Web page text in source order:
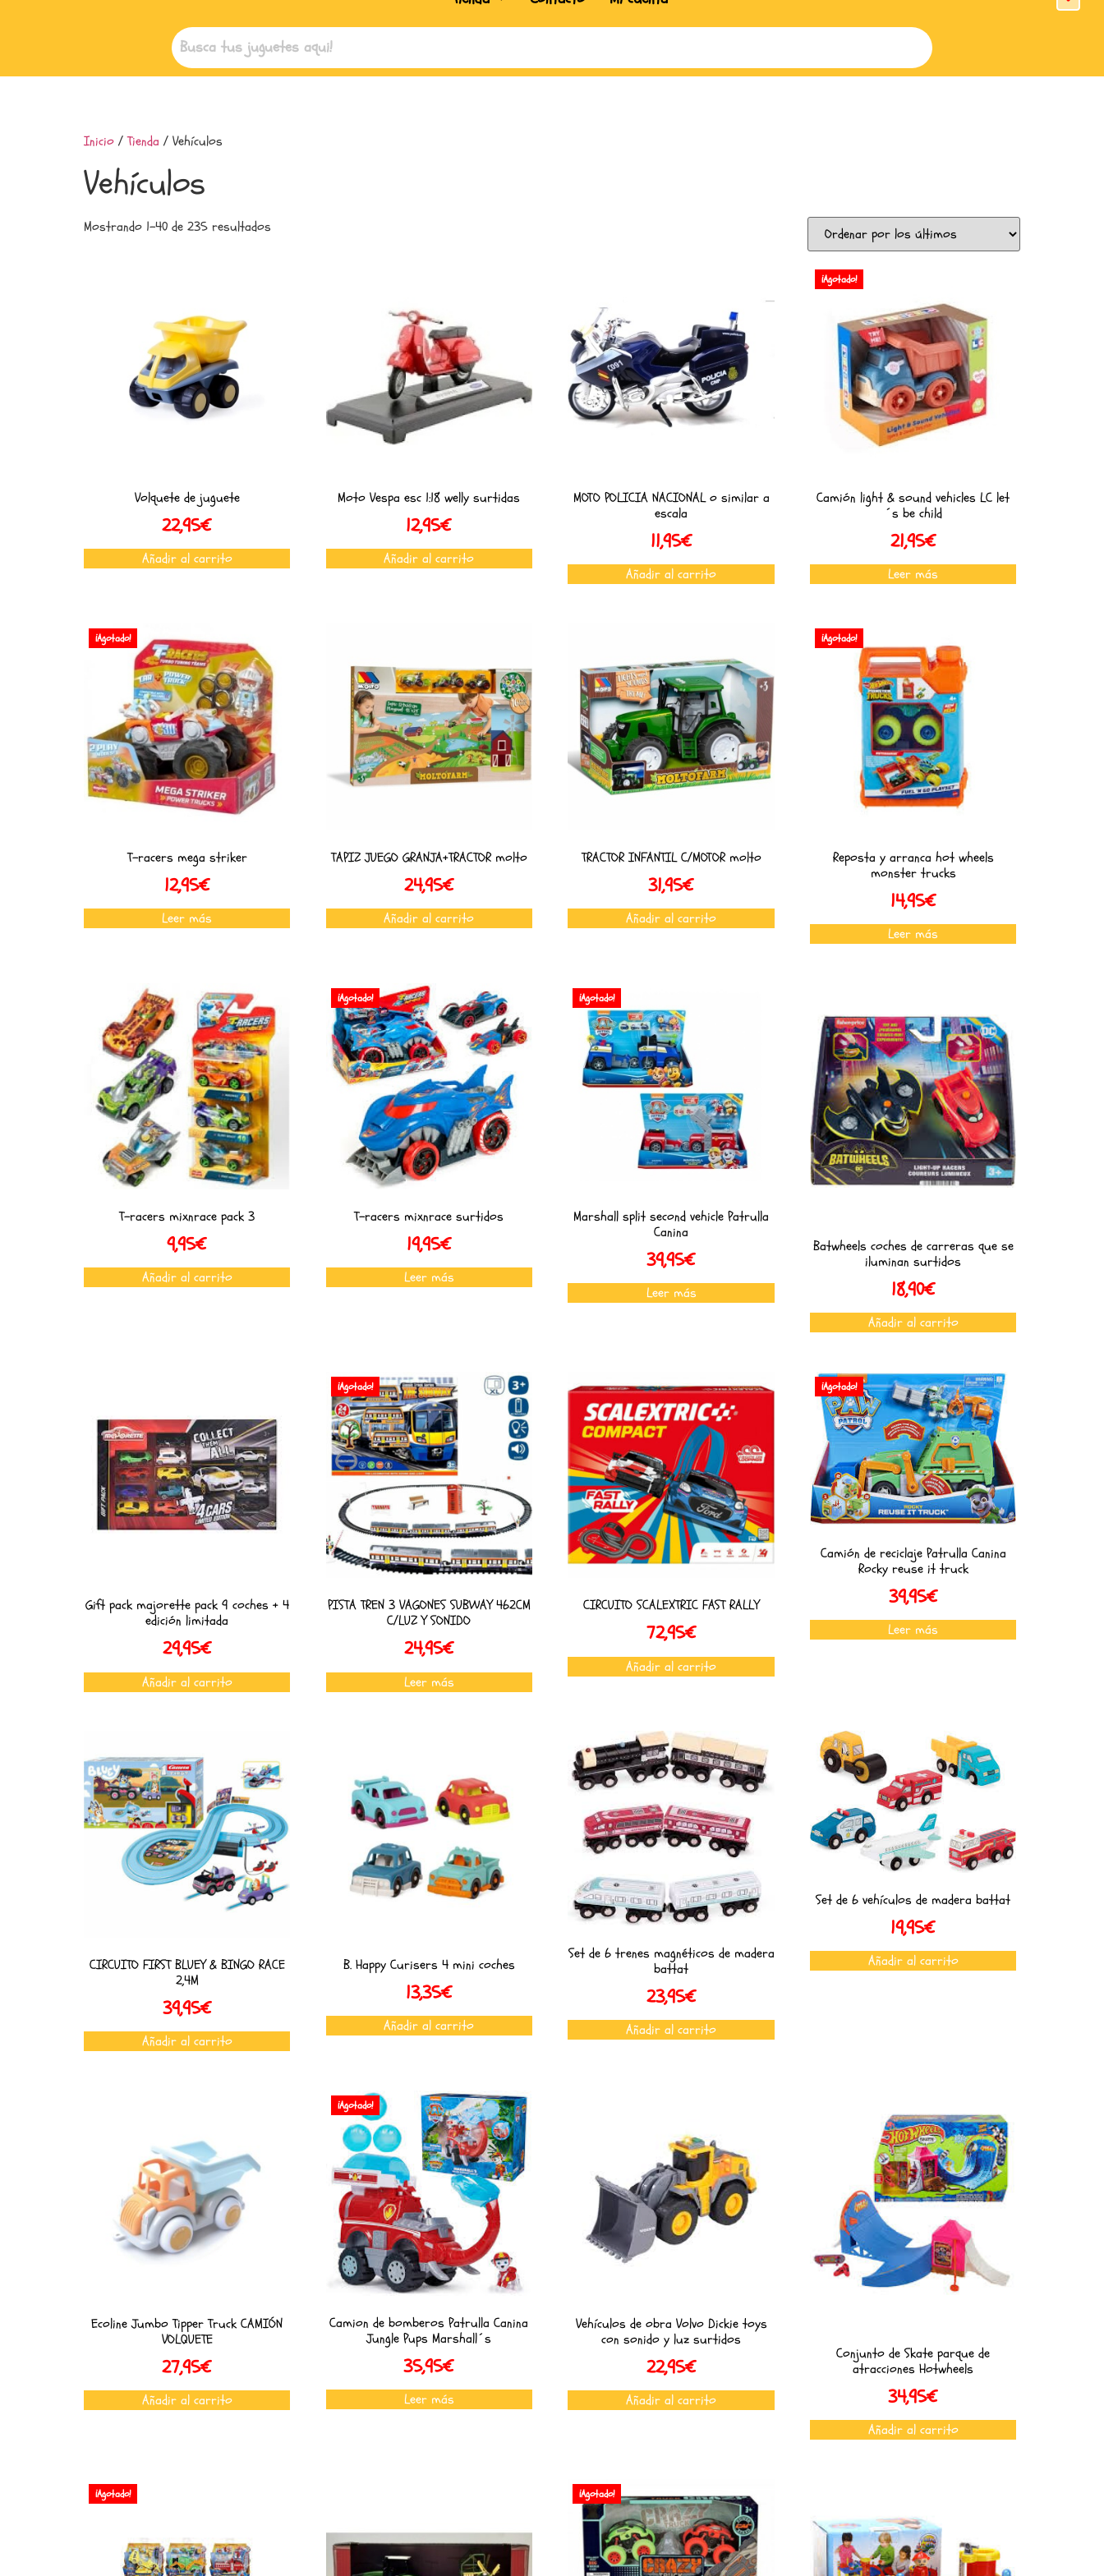
Inicio /Tienda / Vehículos
Vehículos
Mostrando 1–40 de 235 resultados
Volquete de juguete
22,95€
Añadir al carrito
Moto Vespa esc 1:18 welly surtidas
12,95€
Añadir al carrito
MOTO POLICIA NACIONAL o similar a
escala
11,95€
Añadir al carrito
¡Agotado!
Camión light & sound vehicles LC let
´s be child
21,95€
Leer más
¡Agotado!
T-racers mega striker
12,95€
Leer más
TAPIZ JUEGO GRANJA+TRACTOR molto
24,95€
Añadir al carrito
TRACTOR INFANTIL C/MOTOR molto
31,95€
Añadir al carrito
¡Agotado!
Reposta y arranca hot wheels
monster trucks
14,95€
Leer más
T-racers mixnrace pack 3
9,95€
Añadir al carrito
¡Agotado!
T-racers mixnrace surtidos
19,95€
Leer más
¡Agotado!
Marshall split second vehicle Patrulla
Canina
39,95€
Leer más
Batwheels coches de carreras que se
iluminan surtidos
18,90€
Añadir al carrito
Gift pack majorette pack 9 coches + 4
edición limitada
29,95€
Añadir al carrito
¡Agotado!
PISTA TREN 3 VAGONES SUBWAY 462CM
C/LUZ Y SONIDO
24,95€
Leer más
CIRCUITO SCALEXTRIC FAST RALLY
72,95€
Añadir al carrito
¡Agotado!
Camión de reciclaje Patrulla Canina
Rocky reuse it truck
39,95€
Leer más
CIRCUITO FIRST BLUEY & BINGO RACE
2,4M
39,95€
Añadir al carrito
B. Happy Curisers 4 mini coches
13,35€
Añadir al carrito
Set de 6 trenes magnéticos de madera
battat
23,95€
Añadir al carrito
Set de 6 vehículos de madera battat
19,95€
Añadir al carrito
Ecoline Jumbo Tipper Truck CAMIÓN
VOLQUETE
27,95€
Añadir al carrito
¡Agotado!
Camion de bomberos Patrulla Canina
Jungle Pups Marshall´s
35,95€
Leer más
Vehículos de obra Volvo Dickie toys
con sonido y luz surtidos
22,95€
Añadir al carrito
Conjunto de Skate parque de
atracciones Hotwheels
34,95€
Añadir al carrito
¡Agotado! ¡Agotado!